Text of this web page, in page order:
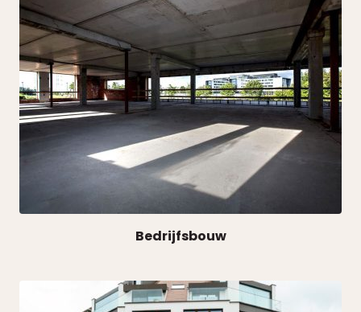
Bedrijfsbouw